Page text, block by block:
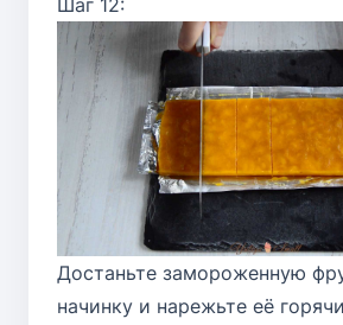
Достаньте замороженную
начинку и нарежьте её